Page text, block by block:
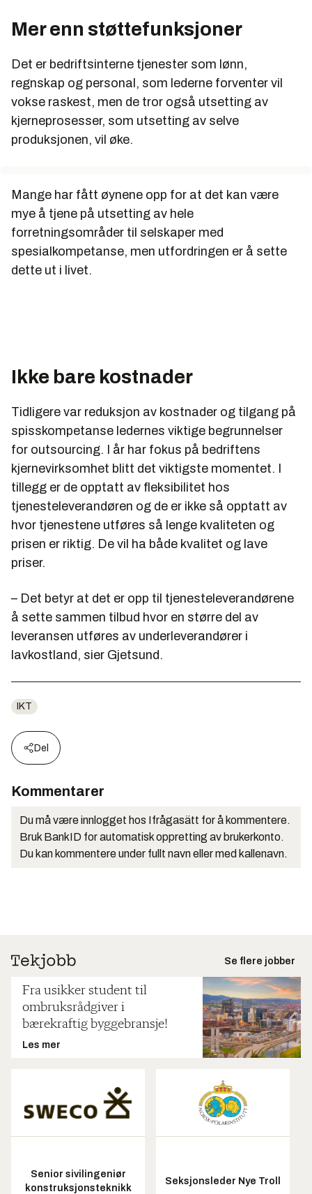
Mer enn støttefunksjoner
Det er bedriftsinterne tjenester som lønn,
regnskap og personal, som lederne forventer vil
vokse raskest, men de tror også utsetting av
kjerneprosesser, som utsetting av selve
produksjonen, vil øke.
Mange har fått øynene opp for at det kan være
mye å tjene på utsetting av hele
forretningsområder til selskaper med
spesialkompetanse, men utfordringen er å sette
dette ut i livet.
Ikke bare kostnader
Tidligere var reduksjon av kostnader og tilgang på
spisskompetanse ledernes viktige begrunnelser
for outsourcing. I år har fokus på bedriftens
kjernevirksomhet blitt det viktigste momentet. I
tillegg er de opptatt av fleksibilitet hos
tjenesteleverandøren og de er ikke så opptatt av
hvor tjenestene utføres så lenge kvaliteten og
prisen er riktig. De vil ha både kvalitet og lave
priser.
– Det betyr at det er opp til tjenesteleverandørene
å sette sammen tilbud hvor en større del av
leveransen utføres av underleverandører i
lavkostland, sier Gjetsund.
IKT
Del
Kommentarer
Du må være innlogget hos Ifrågasätt for å kommentere.
Bruk BankID for automatisk oppretting av brukerkonto.
Du kan kommentere under fullt navn eller med kallenavn.
Se flere jobber
Fra usikker student til
ombruksrådgiver i
bærekraftig byggebransje!
Les mer
Senior sivilingeniør
konstruksjonsteknikk
Seksjonsleder Nye Troll